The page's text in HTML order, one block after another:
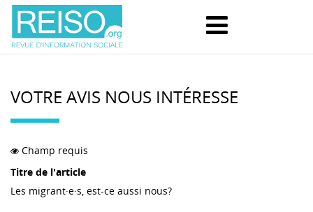
VOTRE AVIS NOUS INTÉRESSE
Champ requis
Titre de l'article
Les migrant·e·s, est-ce aussi nous?